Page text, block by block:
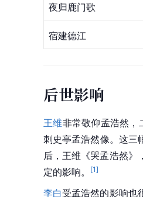
夜归鹿门歌
宿建德江
后世影响
王维非常敬仰孟浩然，
刺史亭孟浩然像。这三
后， 王维 《哭孟浩然》
定的影响。
[1]
李白受孟浩然的影响也